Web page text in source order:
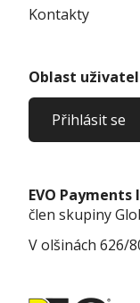
Kontakty
Oblast
Přihlásit se
EVO
člen skupiny
V olšinách 626/